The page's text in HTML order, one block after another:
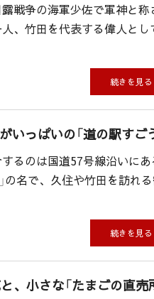
戦争の海軍少佐で軍神と称
、竹田を代表する偉人とし
続きを見る
っぱいの「道の駅すご
るのは国道57号線沿いにあ
の名で、久住や竹田を訪れ
続きを見る
、小さな「たまごの直売